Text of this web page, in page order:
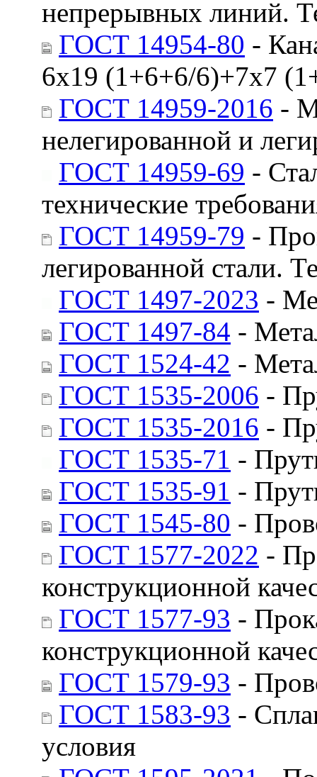
непрерывных линий.
ГОСТ 14954-80 -
6х19 (1+6+6/6)+7х7
ГОСТ 14959-2016 -
нелегированной и
ГОСТ 14959-69 -
технические
ГОСТ 14959-79 -
легированной стали.
ГОСТ 1497-2023 -
ГОСТ 1497-84 -
ГОСТ 1524-42 -
ГОСТ 1535-2006 -
ГОСТ 1535-2016 -
ГОСТ 1535-71 -
ГОСТ 1535-91 -
ГОСТ 1545-80 -
ГОСТ 1577-2022 -
конструкционной
ГОСТ 1577-93 -
конструкционной
ГОСТ 1579-93 -
ГОСТ 1583-93 -
условия